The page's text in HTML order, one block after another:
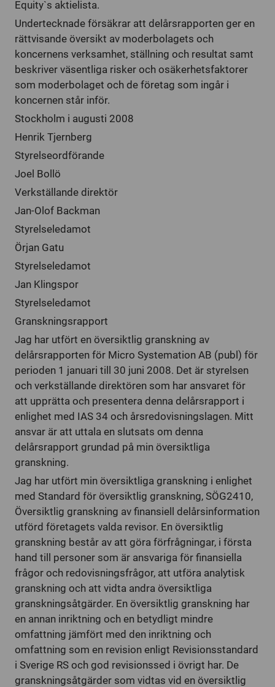
Equity`s aktielista.
Undertecknade försäkrar att delårsrapporten ger en
rättvisande översikt av moderbolagets och
koncernens verksamhet, ställning och resultat samt
beskriver väsentliga risker och osäkerhetsfaktorer
som moderbolaget och de företag som ingår i
koncernen står inför.
Stockholm i augusti 2008
Henrik Tjernberg
Styrelseordförande
Joel Bollö
Verkställande direktör
Jan-Olof Backman
Styrelseledamot
Örjan Gatu
Styrelseledamot
Jan Klingspor
Styrelseledamot
Granskningsrapport
Jag har utfört en översiktlig granskning av
delårsrapporten för Micro Systemation AB (publ) för
perioden 1 januari till 30 juni 2008. Det är styrelsen
och verkställande direktören som har ansvaret för
att upprätta och presentera denna delårsrapport i
enlighet med IAS 34 och årsredovisningslagen. Mitt
ansvar är att uttala en slutsats om denna
delårsrapport grundad på min översiktliga
granskning.
Jag har utfört min översiktliga granskning i enlighet
med Standard för översiktlig granskning, SÖG2410,
Översiktlig granskning av finansiell delårsinformation
utförd företagets valda revisor. En översiktlig
granskning består av att göra förfrågningar, i första
hand till personer som är ansvariga för finansiella
frågor och redovisningsfrågor, att utföra analytisk
granskning och att vidta andra översiktliga
granskningsåtgärder. En översiktlig granskning har
en annan inriktning och en betydligt mindre
omfattning jämfört med den inriktning och
omfattning som en revision enligt Revisionsstandard
i Sverige RS och god revisionssed i övrigt har. De
granskningsåtgärder som vidtas vid en översiktlig